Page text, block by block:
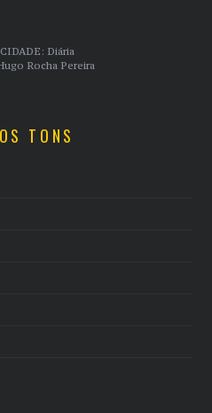
Diária
Rocha Pereira
TONS